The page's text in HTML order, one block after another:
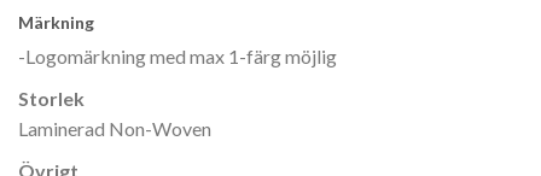
Märkning
-Logomärkning med max 1-färg möjlig
Storlek
Laminerad Non-Woven
Övrigt